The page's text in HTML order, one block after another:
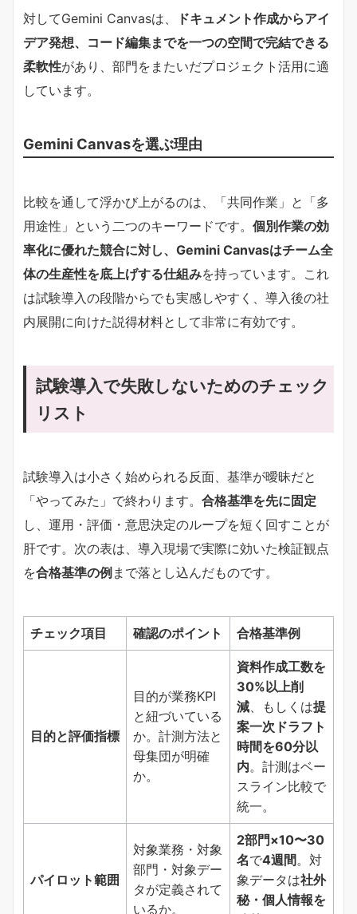
対してGemini Canvasは、
ドキュメント作成からアイ
デア発想、コード編集までを一つの空間で完結できる
柔軟性があり、部門をまたいだプロジェクト活用に適
しています。
Gemini Canvasを選ぶ理由
比較を通して浮かび上がるのは、「共同作業」と「多
用途性」という二つのキーワードです。 個別作業の効
率化に優れた競合に対し、Gemini Canvasはチーム全
体の生産性を底上げする仕組みを持っています。これ
は試験導入の段階からでも実感しやすく、導入後の社
内展開に向けた説得材料として非常に有効です。
試験導入で失敗しないためのチェック
リスト
試験導入は小さく始められる反面、基準が曖昧だと
「やってみた」で終わります。 合格基準を先に固定
し、運用・評価・意思決定のループを短く回すことが
肝です。次の表は、導入現場で実際に効いた検証観点
を合格基準の例まで落とし込んだものです。
チェック項目 確認のポイント 合格基準例
目的と評価指標
目的が業務KPI
と紐づいている
か。計測方法と
母集団が明確
か。
資料作成工数を
30%以上削
減 、もしくは提
案一次ドラフト
時間を60分以
内。計測はベー
スライン比較で
統一。
パイロット範囲
対象業務・対象
部門・対象デー
タが定義されて
いるか。
2部門×10〜30
名で4週間。対
象データは社外
秘・個人情報を